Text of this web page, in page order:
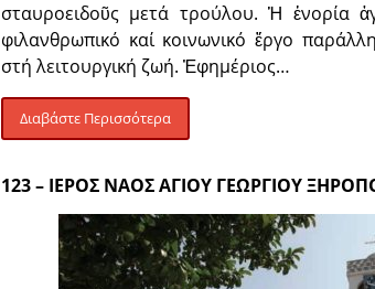
σταυροειδοῦς μετά τρούλου. Ἡ ἐνορία
φιλανθρωπικό καί κοινωνικό ἔργο
στή λειτουργική ζωή. Ἐφημέριος…
Διαβάστε Περισσότερα
123 – ΙΕΡΟΣ ΝΑΟΣ ΑΓΙΟΥ ΓΕΩΡΓΙΟΥ